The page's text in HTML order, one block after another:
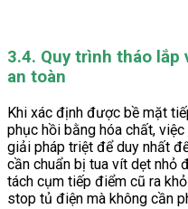
3.4. Quy trình tháo
an toàn
Khi xác định được bề mặt
phục hồi bằng hóa chất,
giải pháp triệt để duy nhất
cần chuẩn bị tua vít dẹt nhỏ
tách cụm tiếp điểm cũ ra
stop tủ điện mà không cần